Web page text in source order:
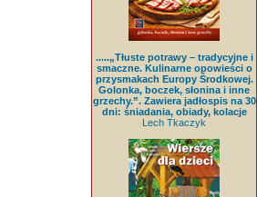
.....„Tłuste potrawy – tradycyjne i
smaczne. Kulinarne opowieści o
przysmakach Europy Środkowej.
Golonka, boczek, słonina i inne
grzechy.”. Zawiera jadłospis na 30
dni: śniadania, obiady, kolacje
Lech Tkaczyk